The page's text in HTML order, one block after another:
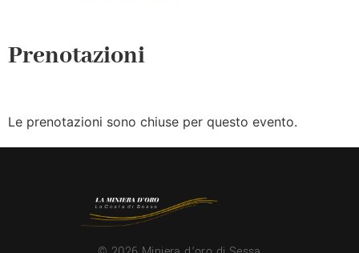
Prenotazioni
Le prenotazioni sono chiuse per questo evento.